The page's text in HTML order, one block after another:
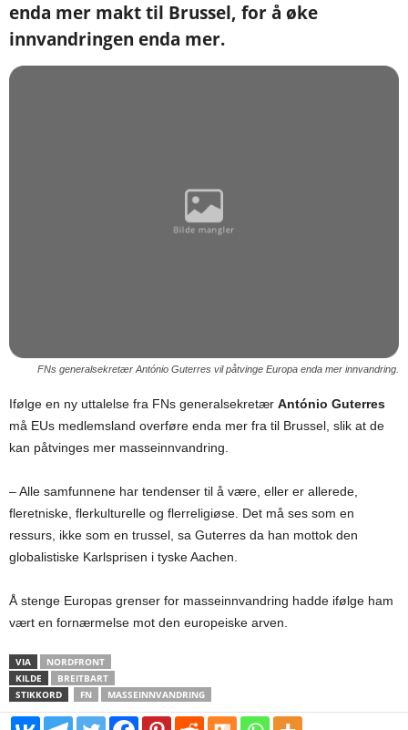
enda mer makt til Brussel, for å øke
innvandringen enda mer.
FNs generalsekretær António Guterres vil påtvinge Europa enda mer innvandring.
Ifølge en ny uttalelse fra FNs generalsekretær António Guterres
må EUs medlemsland overføre enda mer fra til Brussel, slik at de
kan påtvinges mer masseinnvandring.
– Alle samfunnene har tendenser til å være, eller er allerede,
fleretniske, flerkulturelle og flerreligiøse. Det må ses som en
ressurs, ikke som en trussel, sa Guterres da han mottok den
globalistiske Karlsprisen i tyske Aachen.
Å stenge Europas grenser for masseinnvandring hadde ifølge ham
vært en fornærmelse mot den europeiske arven.
VIA
NORDFRONT
KILDE
BREITBART
STIKKORD
FN MASSEINNVANDRING